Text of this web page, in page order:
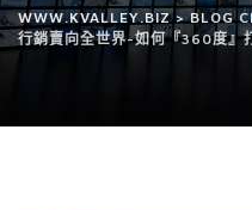
WWW.KVALLEY.BIZ>BLOG
行銷賣向全世界-如何『360度』